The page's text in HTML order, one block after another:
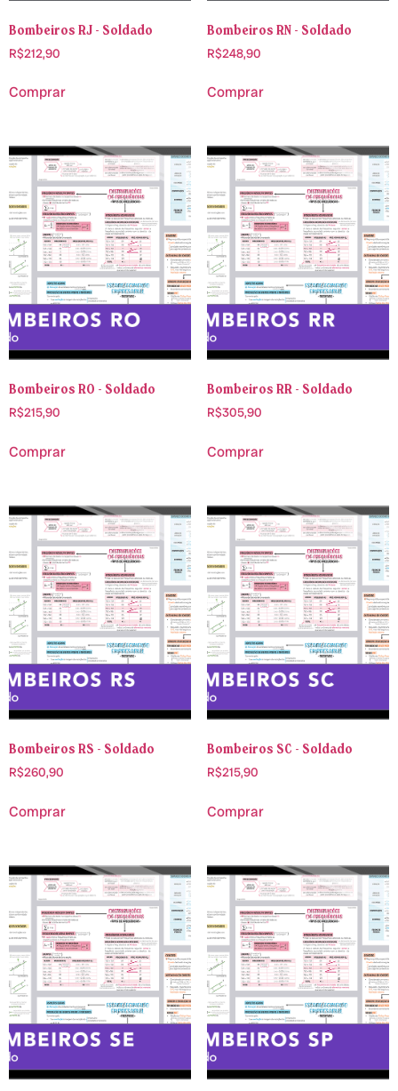
Bombeiros RJ - Soldado
R$212,90
Comprar
Bombeiros RN - Soldado
R$248,90
Comprar
Bombeiros RO - Soldado
R$215,90
Comprar
Bombeiros RR - Soldado
R$305,90
Comprar
Bombeiros RS - Soldado
R$260,90
Comprar
Bombeiros SC - Soldado
R$215,90
Comprar